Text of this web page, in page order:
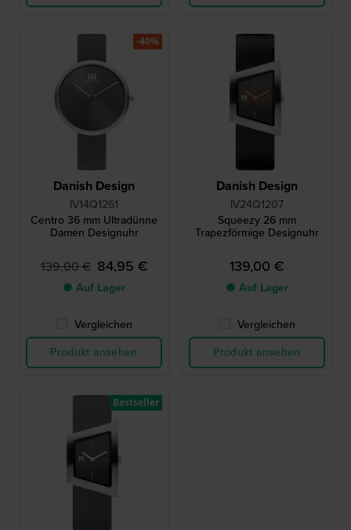
Danish Design
IV14Q1261
Centro 36 mm Ultradünne
Damen Designuhr
139,00 € 84,95 €
● Auf Lager
Vergleichen
Produkt ansehen
-40%
Danish Design
IV24Q1207
Squeezy 26 mm
Trapezförmige Designuhr
139,00 €
● Auf Lager
Vergleichen
Produkt ansehen
Bestseller